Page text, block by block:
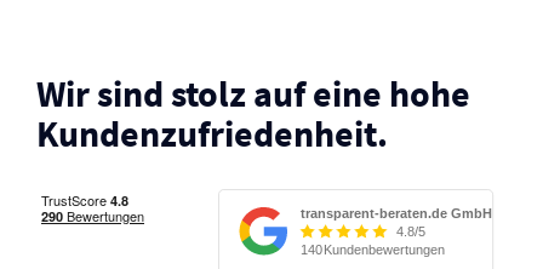
Wir sind stolz auf eine hohe
Kunden­zufriedenheit.